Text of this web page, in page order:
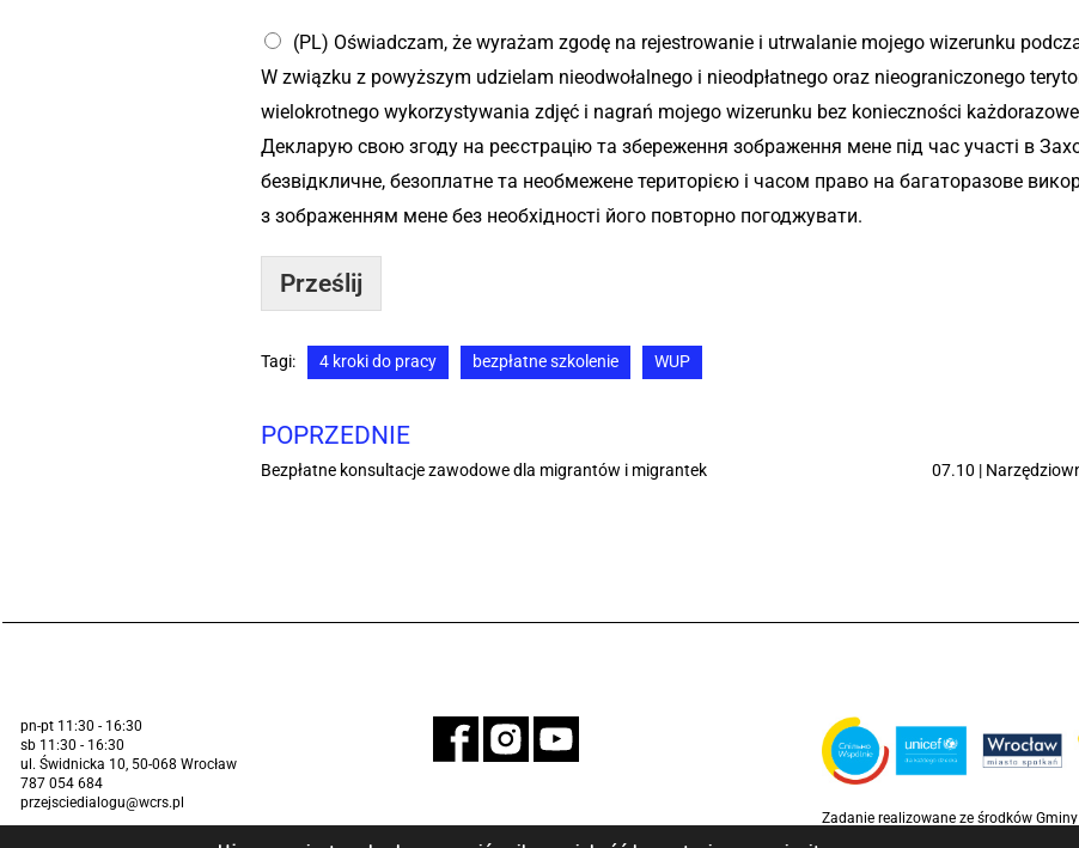
u
(PL) Oświadczam, że wyrażam zgodę na rejestrowanie i utrwalanie mojego wizerunku
W związku z powyższym udzielam nieodwołalnego i nieodpłatnego oraz nieograniczonego
wielokrotnego wykorzystywania zdjęć i nagrań mojego wizerunku bez konieczności
Декларую свою згоду на реєстрацію та збереження зображення мене під час участі в
безвідкличне, безоплатне та необмежене територією і часом право на багаторазове
з зображенням мене без необхідності його повторно погоджувати.
Prześlij
Tagi: 4 kroki do pracy bezpłatne szkolenie WUP
POPRZEDNIE
Bezpłatne konsultacje zawodowe dla migrantów i migrantek 07.10 |
pn-pt 11:30 - 16:30
sb 11:30 - 16:30
ul. Świdnicka 10, 50-068 Wrocław
787 054 684
przejsciedialogu@wcrs.pl
Zadanie realizowane ze środków Gminy